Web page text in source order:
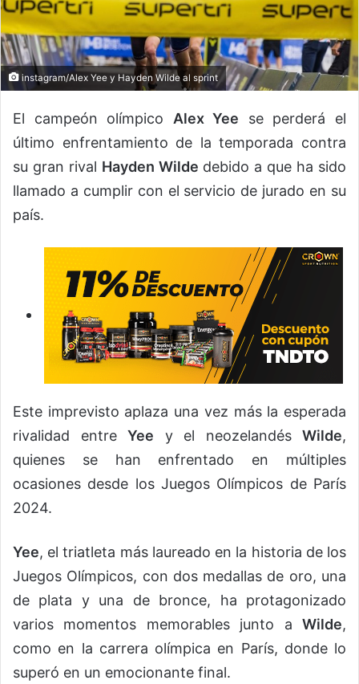
instagram/Alex Yee y Hayden Wilde al sprint
El campeón olímpico Alex Yee se perderá el
último enfrentamiento de la temporada contra
su gran rival Hayden Wilde debido a que ha sido
llamado a cumplir con el servicio de jurado en su
país.
Este imprevisto aplaza una vez más la esperada
rivalidad entre Yee y el neozelandés Wilde,
quienes se han enfrentado en múltiples
ocasiones desde los Juegos Olímpicos de París
2024.
Yee, el triatleta más laureado en la historia de los
Juegos Olímpicos, con dos medallas de oro, una
de plata y una de bronce, ha protagonizado
varios momentos memorables junto a Wilde,
como en la carrera olímpica en París, donde lo
superó en un emocionante final.